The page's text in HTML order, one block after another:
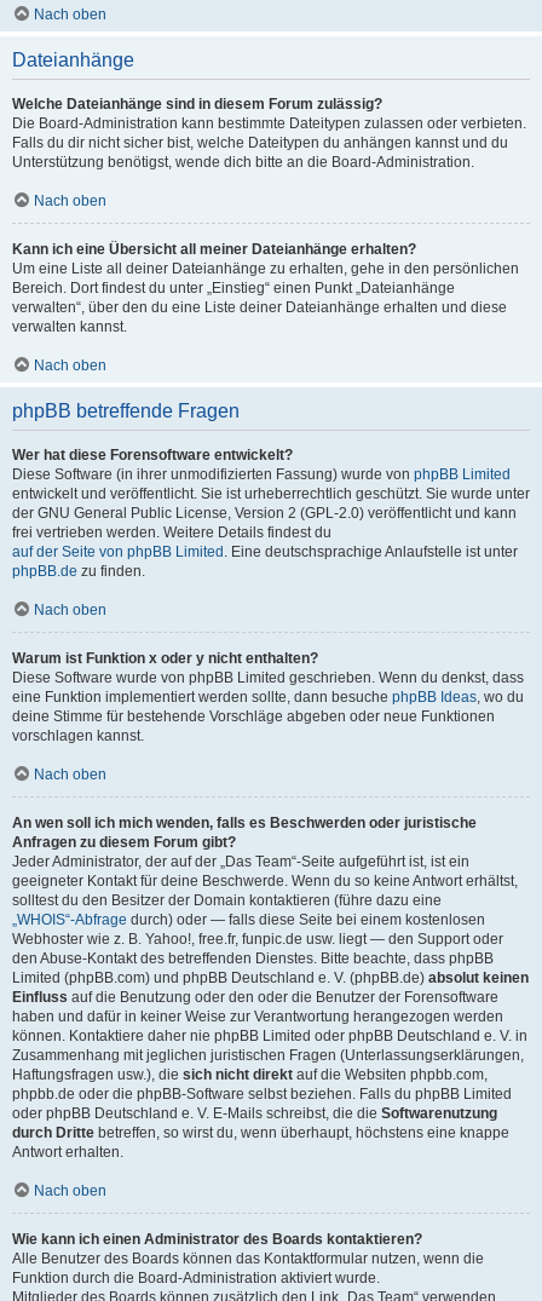
Nach oben
Dateianhänge
Welche Dateianhänge sind in diesem Forum zulässig?
Die Board-Administration kann bestimmte Dateitypen zulassen oder verbieten.
Falls du dir nicht sicher bist, welche Dateitypen du anhängen kannst und du
Unterstützung benötigst, wende dich bitte an die Board-Administration.
Nach oben
Kann ich eine Übersicht all meiner Dateianhänge erhalten?
Um eine Liste all deiner Dateianhänge zu erhalten, gehe in den persönlichen
Bereich. Dort findest du unter „Einstieg“ einen Punkt „Dateianhänge
verwalten“, über den du eine Liste deiner Dateianhänge erhalten und diese
verwalten kannst.
Nach oben
phpBB betreffende Fragen
Wer hat diese Forensoftware entwickelt?
Diese Software (in ihrer unmodifizierten Fassung) wurde von phpBB Limited
entwickelt und veröffentlicht. Sie ist urheberrechtlich geschützt. Sie wurde unter
der GNU General Public License, Version 2 (GPL-2.0) veröffentlicht und kann
frei vertrieben werden. Weitere Details findest du
auf der Seite von phpBB Limited . Eine deutschsprachige Anlaufstelle ist unter
phpBB.de zu finden.
Nach oben
Warum ist Funktion x oder y nicht enthalten?
Diese Software wurde von phpBB Limited geschrieben. Wenn du denkst, dass
eine Funktion implementiert werden sollte, dann besuche phpBB Ideas, wo du
deine Stimme für bestehende Vorschläge abgeben oder neue Funktionen
vorschlagen kannst.
Nach oben
An wen soll ich mich wenden, falls es Beschwerden oder juristische
Anfragen zu diesem Forum gibt?
Jeder Administrator, der auf der „Das Team“-Seite aufgeführt ist, ist ein
geeigneter Kontakt für deine Beschwerde. Wenn du so keine Antwort erhältst,
solltest du den Besitzer der Domain kontaktieren (führe dazu eine
„WHOIS“-Abfrage durch) oder — falls diese Seite bei einem kostenlosen
Webhoster wie z. B. Yahoo!, free.fr, funpic.de usw. liegt — den Support oder
den Abuse-Kontakt des betreffenden Dienstes. Bitte beachte, dass phpBB
Limited (phpBB.com) und phpBB Deutschland e. V. (phpBB.de) absolut keinen
Einfluss auf die Benutzung oder den oder die Benutzer der Forensoftware
haben und dafür in keiner Weise zur Verantwortung herangezogen werden
können. Kontaktiere daher nie phpBB Limited oder phpBB Deutschland e. V. in
Zusammenhang mit jeglichen juristischen Fragen (Unterlassungserklärungen,
Haftungsfragen usw.), die sich nicht direkt auf die Websiten phpbb.com,
phpbb.de oder die phpBB-Software selbst beziehen. Falls du phpBB Limited
oder phpBB Deutschland e. V. E-Mails schreibst, die die Softwarenutzung
durch Dritte betreffen, so wirst du, wenn überhaupt, höchstens eine knappe
Antwort erhalten.
Nach oben
Wie kann ich einen Administrator des Boards kontaktieren?
Alle Benutzer des Boards können das Kontaktformular nutzen, wenn die
Funktion durch die Board-Administration aktiviert wurde.
Mitglieder des Boards können zusätzlich den Link „Das Team“ verwenden.